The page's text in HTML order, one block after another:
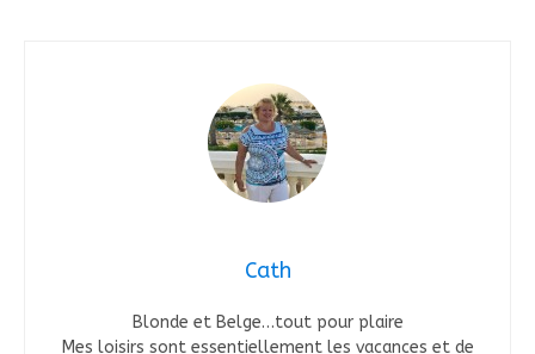
Cath
Blonde et Belge…tout pour plaire
Mes loisirs sont essentiellement les vacances et de